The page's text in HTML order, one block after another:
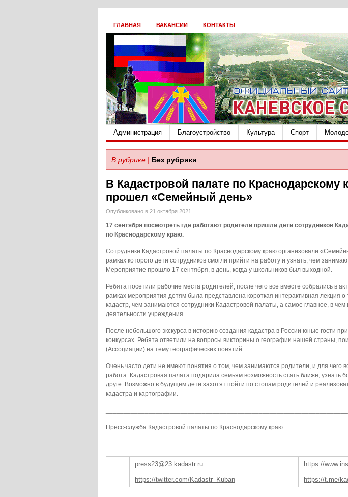
ГЛАВНАЯ ВАКАНСИИ КОНТАКТЫ
Администрация Благоустройство Культура Спорт
В рубрике | Без рубрики
В Кадастровой палате по Краснодарскому
прошел «Семейный день»
Опубликовано в 21 октября 2021.
17 сентября посмотреть где работают родители пришли дети сотрудников
по Краснодарскому краю.
Сотрудники Кадастровой палаты по Краснодарскому краю организовали
рамках которого дети сотрудников смогли прийти на работу и узнать, чем
Мероприятие прошло 17 сентября, в день, когда у школьников был выходной.
Ребята посетили рабочие места родителей, после чего все вместе собрались в
рамках мероприятия детям была представлена короткая интерактивная лекция о
кадастр, чем занимаются сотрудники Кадастровой палаты, а самое главное, в чем
деятельности учреждения.
После небольшого экскурса в историю создания кадастра в России юные гости
конкурсах. Ребята ответили на вопросы викторины о географии нашей страны,
(Ассоциации) на тему географических понятий.
Очень часто дети не имеют понятия о том, чем занимаются родители, и для чего
работа. Кадастровая палата подарила семьям возможность стать ближе, узнать
друге. Возможно в будущем дети захотят пойти по стопам родителей и
кадастра и картографии.
Пресс-служба Кадастровой палаты по Краснодарскому краю
press23@23.kadastr.ru
https://
https://twitter.com/Kadastr_Kuban
https://t.me/